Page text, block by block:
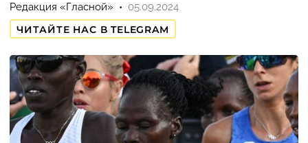
Редакция «Гласной»
05.09.2024
ЧИТАЙТЕ НАС В TELEGRAM